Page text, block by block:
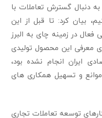
به دنبال گسترش تعاملات با
بیان کرد: تا قبل از این
در زمینه چای به البرز
معرفی این محصول تولیدی
ایران انجام نشده بود،
موانع و تسهیل همکاری های
توسعه تعاملات تجاری